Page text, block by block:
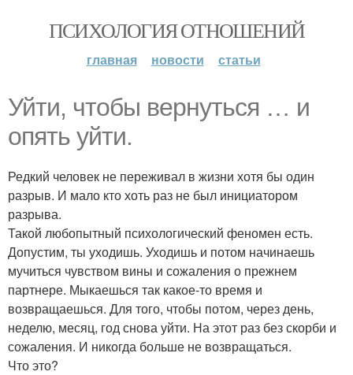
ПСИХОЛОГИЯ ОТНОШЕНИЙ
главная новости статьи
Уйти, чтобы вернуться … и
опять уйти.
Редкий человек не переживал в жизни хотя бы один
разрыв. И мало кто хоть раз не был инициатором
разрыва.
Такой любопытный психологический феномен есть.
Допустим, ты уходишь. Уходишь и потом начинаешь
мучиться чувством вины и сожаления о прежнем
партнере. Мыкаешься так какое-то время и
возвращаешься. Для того, чтобы потом, через день,
неделю, месяц, год снова уйти. На этот раз без скорби и
сожаления. И никогда больше не возвращаться.
Что это?